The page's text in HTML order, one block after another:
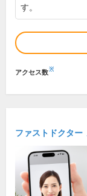
す。
アクセス数※
ファストドクター